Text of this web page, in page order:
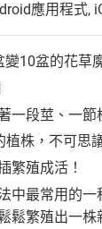
應用程式,
10盆的花草
一段莖、一節
株，不可思
繁殖成活！
中最常用的
鬆繁殖出一